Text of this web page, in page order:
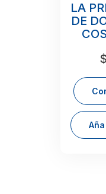
LA
DE
$